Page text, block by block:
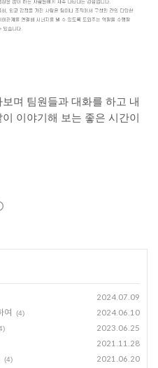
며 팀원들과 대화를 하고 내
이야기해 보는 좋은 시간이
2024.07.09
여 (4) 2024.06.10
2023.06.25
2021.11.28
(4) 2021.06.20